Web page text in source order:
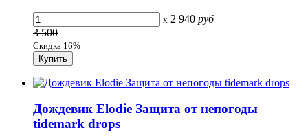
x 2 940 руб
3 500
Скидка 16%
Дождевик Elodie Защита от непогоды
tidemark drops